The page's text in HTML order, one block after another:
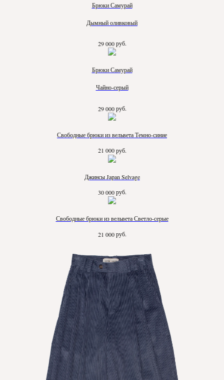
Брюки Самурай
Дымный оливковый
29 000 руб.
Брюки Самурай
Чайно-серый
29 000 руб.
Свободные брюки из вельвета Темно-синие
21 000 руб.
Джинсы Japan Selvage
30 000 руб.
Свободные брюки из вельвета Светло-серые
21 000 руб.